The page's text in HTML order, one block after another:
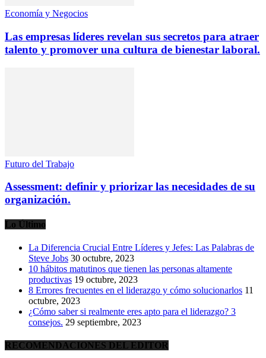
Economía y Negocios
Las empresas líderes revelan sus secretos para atraer
talento y promover una cultura de bienestar laboral.
Futuro del Trabajo
Assessment: definir y priorizar las necesidades de su
organización.
Lo Último
La Diferencia Crucial Entre Líderes y Jefes: Las Palabras de
Steve Jobs 30 octubre, 2023
10 hábitos matutinos que tienen las personas altamente
productivas 19 octubre, 2023
8 Errores frecuentes en el liderazgo y cómo solucionarlos 11
octubre, 2023
¿Cómo saber si realmente eres apto para el liderazgo? 3
consejos. 29 septiembre, 2023
RECOMENDACIONES DEL EDITOR